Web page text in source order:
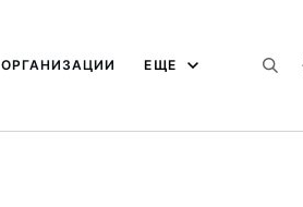
ОРГАНИЗАЦИИ ЕЩЕ